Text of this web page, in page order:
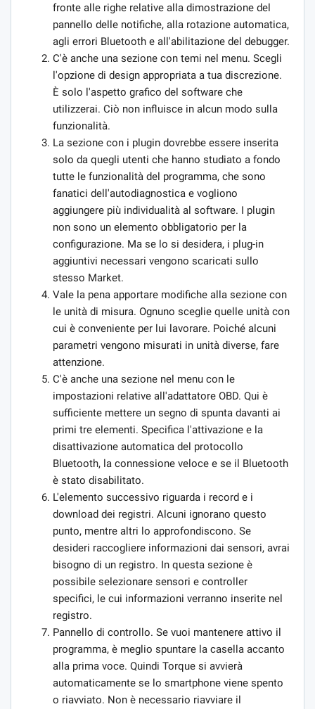
fronte alle righe relative alla dimostrazione del
pannello delle notifiche, alla rotazione automatica,
agli errori Bluetooth e all'abilitazione del debugger.
C'è anche una sezione con temi nel menu. Scegli
l'opzione di design appropriata a tua discrezione.
È solo l'aspetto grafico del software che
utilizzerai. Ciò non influisce in alcun modo sulla
funzionalità.
La sezione con i plugin dovrebbe essere inserita
solo da quegli utenti che hanno studiato a fondo
tutte le funzionalità del programma, che sono
fanatici dell'autodiagnostica e vogliono
aggiungere più individualità al software. I plugin
non sono un elemento obbligatorio per la
configurazione. Ma se lo si desidera, i plug-in
aggiuntivi necessari vengono scaricati sullo
stesso Market.
Vale la pena apportare modifiche alla sezione con
le unità di misura. Ognuno sceglie quelle unità con
cui è conveniente per lui lavorare. Poiché alcuni
parametri vengono misurati in unità diverse, fare
attenzione.
C'è anche una sezione nel menu con le
impostazioni relative all'adattatore OBD. Qui è
sufficiente mettere un segno di spunta davanti ai
primi tre elementi. Specifica l'attivazione e la
disattivazione automatica del protocollo
Bluetooth, la connessione veloce e se il Bluetooth
è stato disabilitato.
L'elemento successivo riguarda i record e i
download dei registri. Alcuni ignorano questo
punto, mentre altri lo approfondiscono. Se
desideri raccogliere informazioni dai sensori, avrai
bisogno di un registro. In questa sezione è
possibile selezionare sensori e controller
specifici, le cui informazioni verranno inserite nel
registro.
Pannello di controllo. Se vuoi mantenere attivo il
programma, è meglio spuntare la casella accanto
alla prima voce. Quindi Torque si avvierà
automaticamente se lo smartphone viene spento
o riavviato. Non è necessario riavviare il